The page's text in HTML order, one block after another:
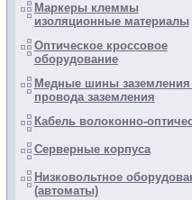
Маркеры клеммы
изоляционные материалы
Оптическое кроссовое
оборудование
Медные шины заземления
провода заземления
Кабель волоконно-
Серверные корпуса
Низковольтное
(автоматы)